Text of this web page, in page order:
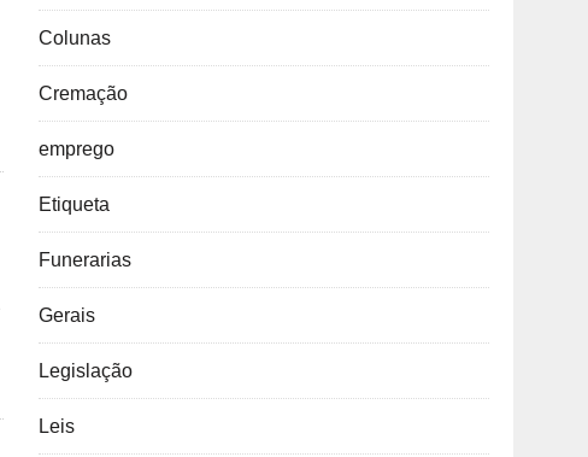
Colunas
Cremação
emprego
Etiqueta
Funerarias
Gerais
Legislação
Leis